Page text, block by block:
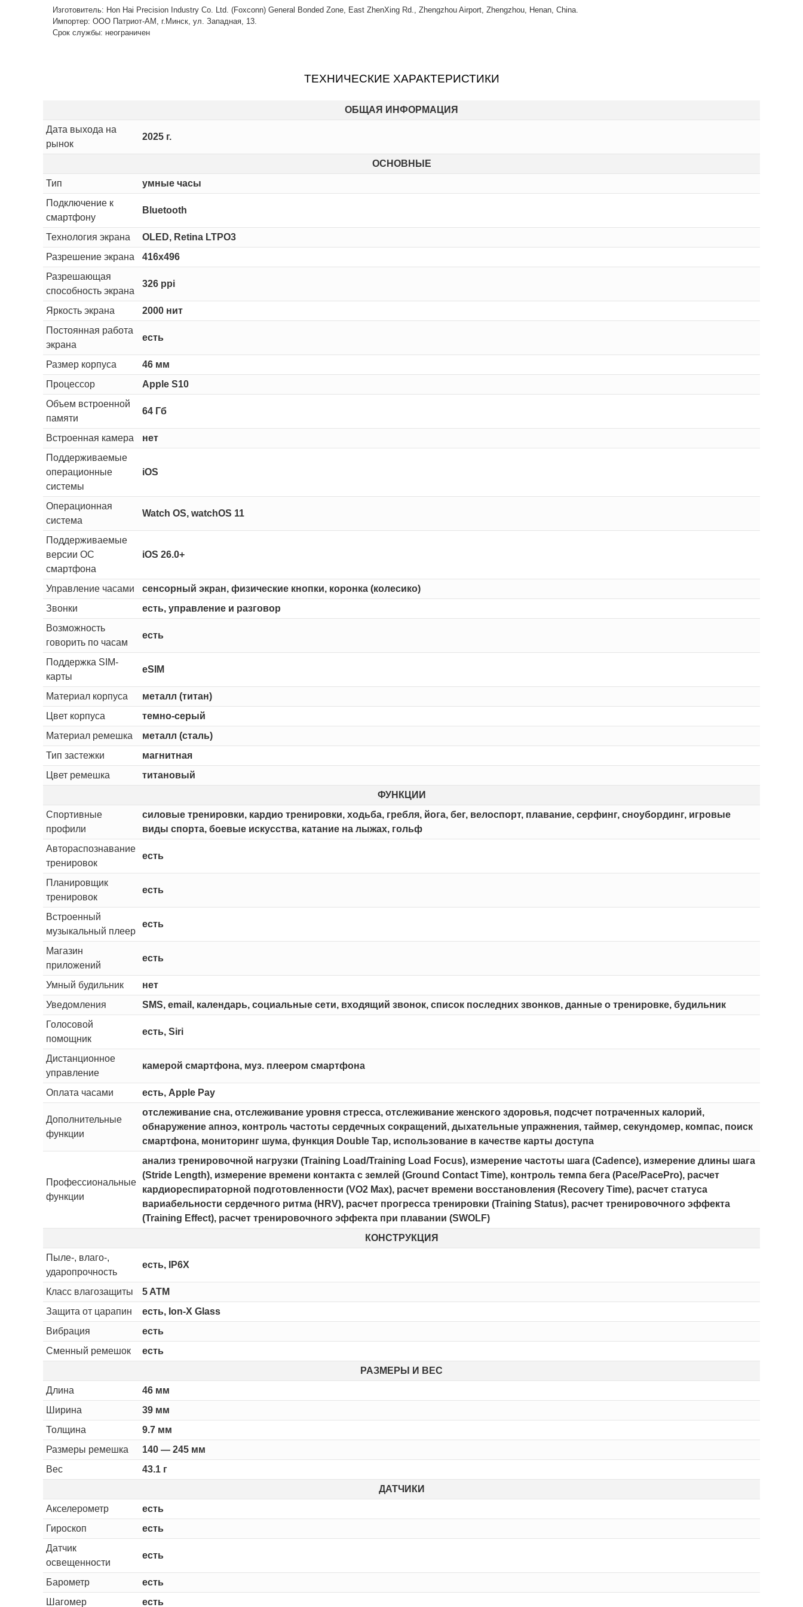
Изготовитель: Hon Hai Precision Industry Co. Ltd. (Foxconn) General Bonded Zone, East ZhenXing Rd., Zhengzhou Airport, Zhengzhou, Henan, China.
Импортер: ООО Патриот-АМ, г.Минск, ул. Западная, 13.
Срок службы: неограничен
ТЕХНИЧЕСКИЕ ХАРАКТЕРИСТИКИ
ОБЩАЯ ИНФОРМАЦИЯ
Дата выхода на
рынок
2025 г.
ОСНОВНЫЕ
Тип
умные часы
Подключение к
смартфону
Bluetooth
Технология экрана
OLED, Retina LTPO3
Разрешение экрана
416x496
Разрешающая
способность экрана
326 ppi
Яркость экрана
2000 нит
Постоянная работа
экрана
есть
Размер корпуса
46 мм
Процессор
Apple S10
Объем встроенной
памяти
64 Гб
Встроенная камера
нет
Поддерживаемые
операционные
системы
iOS
Операционная
система
Watch OS, watchOS 11
Поддерживаемые
версии ОС
смартфона
iOS 26.0+
Управление часами
сенсорный экран, физические кнопки, коронка (колесико)
Звонки
есть, управление и разговор
Возможность
говорить по часам
есть
Поддержка SIM-
карты
eSIM
Материал корпуса
металл (титан)
Цвет корпуса
темно-серый
Материал ремешка
металл (сталь)
Тип застежки
магнитная
Цвет ремешка
титановый
ФУНКЦИИ
Спортивные
профили
силовые тренировки, кардио тренировки, ходьба, гребля, йога, бег, велоспорт, плавание, серфинг, сноубординг, игровые
виды спорта, боевые искусства, катание на лыжах, гольф
Автораспознавание
тренировок
есть
Планировщик
тренировок
есть
Встроенный
музыкальный плеер
есть
Магазин
приложений
есть
Умный будильник
нет
Уведомления
SMS, email, календарь, социальные сети, входящий звонок, список последних звонков, данные о тренировке, будильник
Голосовой
помощник
есть, Siri
Дистанционное
управление
камерой смартфона, муз. плеером смартфона
Оплата часами есть, Apple Pay
Дополнительные
функции
отслеживание сна, отслеживание уровня стресса, отслеживание женского здоровья, подсчет потраченных калорий,
обнаружение апноэ, контроль частоты сердечных сокращений, дыхательные упражнения, таймер, секундомер, компас, поиск
смартфона, мониторинг шума, функция Double Tap, использование в качестве карты доступа
Профессиональные
функции
анализ тренировочной нагрузки (Training Load/Training Load Focus), измерение частоты шага (Cadence), измерение длины шага
(Stride Length), измерение времени контакта с землей (Ground Contact Time), контроль темпа бега (Pace/PacePro), расчет
кардиореспираторной подготовленности (VO2 Max), расчет времени восстановления (Recovery Time), расчет статуса
вариабельности сердечного ритма (HRV), расчет прогресса тренировки (Training Status), расчет тренировочного эффекта
(Training Effect), расчет тренировочного эффекта при плавании (SWOLF)
КОНСТРУКЦИЯ
Пыле-, влаго-,
ударопрочность
есть, IP6X
Класс влагозащиты
5 ATM
Защита от царапин
есть, Ion-X Glass
Вибрация
есть
Сменный ремешок
есть
РАЗМЕРЫ И ВЕС
Длина
46 мм
Ширина
39 мм
Толщина
9.7 мм
Размеры ремешка
140 — 245 мм
Вес
43.1 г
ДАТЧИКИ
Акселерометр
есть
Гироскоп
есть
Датчик
освещенности
есть
Барометр
есть
Шагомер
есть